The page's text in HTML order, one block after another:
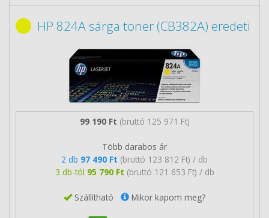
HP 824A sárga toner (CB382A) eredeti
99 190 Ft (bruttó 125 971 Ft)
Több darabos ár
2 db 97 490 Ft (bruttó 123 812 Ft) / db
3 db-tól 95 790 Ft (bruttó 121 653 Ft) / db
Szállítható Mikor kapom meg?